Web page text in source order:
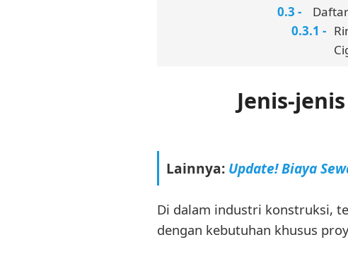
Jenis-
Lainnya: Update! Biaya
Di dalam industri konstruksi,
dengan kebutuhan khusus